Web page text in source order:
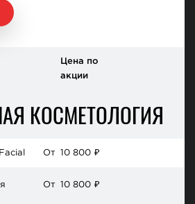
Цена по
акции
КОСМЕТОЛОГИЯ
От 10 800 ₽
От 10 800 ₽